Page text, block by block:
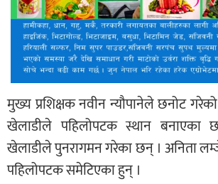
मुख्य प्रशिक्षक नवीन न्यौपानेले छनोट
खेलाडीले पहिलोपटक स्थान
खेलाडीले पुनरागमन गरेका छन् । अनिता
पहिलोपटक समेटिएका हुन् ।